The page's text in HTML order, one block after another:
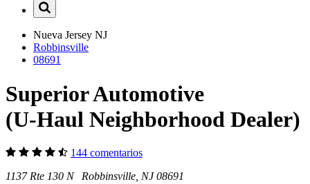
Nueva Jersey NJ
Robbinsville
08691
Superior Automotive
(U-Haul Neighborhood Dealer)
144 comentarios
1137 Rte 130 N Robbinsville, NJ 08691